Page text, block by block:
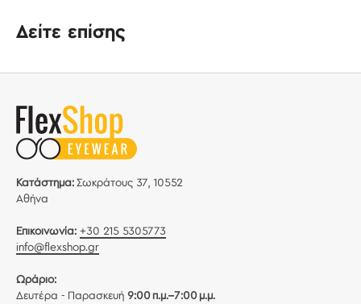
Δείτε επίσης
Κατάστημα:Σωκράτους 37, 10552
Αθήνα
Επικοινωνία: +30 215 5305773
info@flexshop.gr
Ωράριο:
Δευτέρα - Παρασκευή 9:00 π.μ.–7:00 μ.μ.